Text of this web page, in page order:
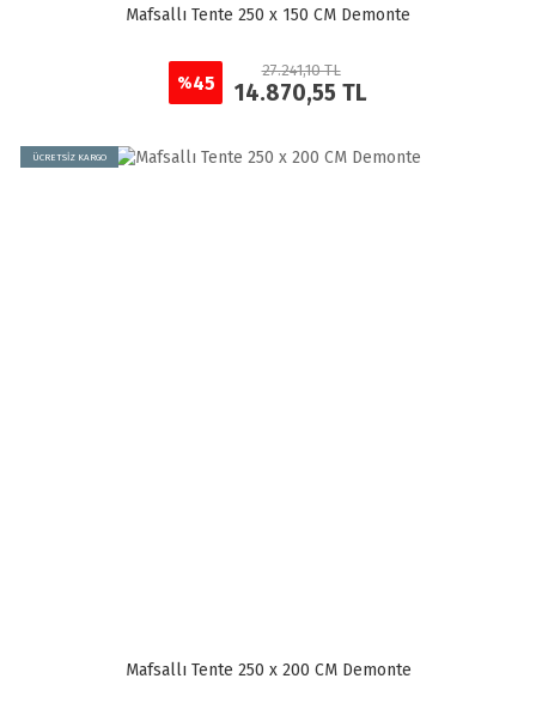
Mafsallı Tente 250 x 150 CM Demonte
%45
27.241,10 TL
14.870,55 TL
ÜCRETSİZ KARGO
Mafsallı Tente 250 x 200 CM Demonte